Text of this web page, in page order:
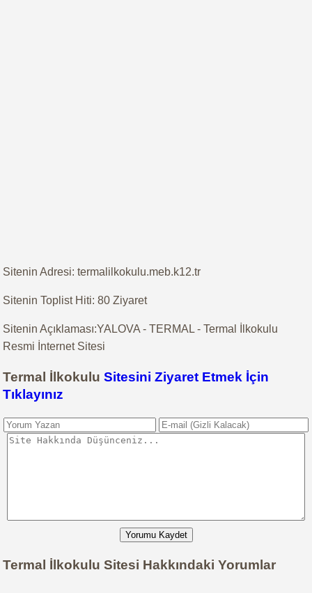
Sitenin Adresi: termalilkokulu.meb.k12.tr
Sitenin Toplist Hiti: 80 Ziyaret
Sitenin Açıklaması:YALOVA - TERMAL - Termal İlkokulu
Resmi İnternet Sitesi
Termal İlkokuluSitesini Ziyaret Etmek İçin
Tıklayınız
Yorumu Kaydet
Termal İlkokulu Sitesi Hakkındaki Yorumlar